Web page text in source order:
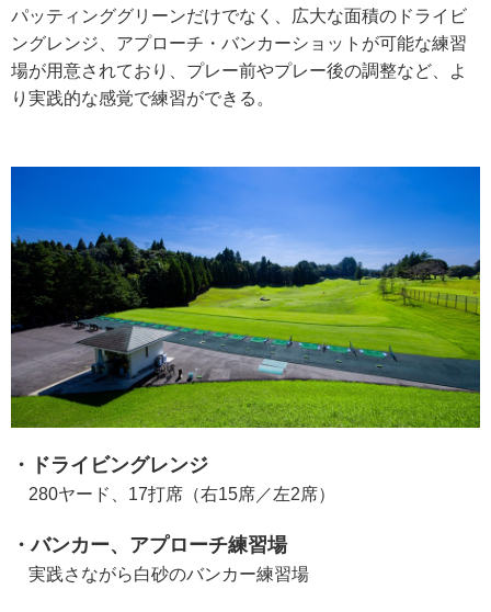
パッティンググリーンだけでなく、広大な面積のドライビ
ングレンジ、アプローチ・バンカーショットが可能な練習
場が用意されており、プレー前やプレー後の調整など、よ
り実践的な感覚で練習ができる。
・ドライビングレンジ
280ヤード、17打席（右15席／左2席）
・バンカー、アプローチ練習場
実践さながら白砂のバンカー練習場